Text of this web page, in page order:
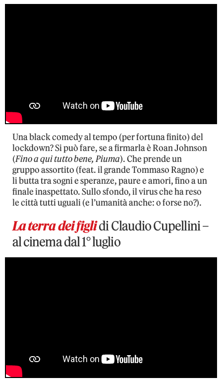
Una black comedy al tempo (per fortuna finito) del
lockdown? Si può fare, se a firmarla è Roan Johnson
(Fino a qui tutto bene, Piuma). Che prende un
gruppo assortito (feat. il grande Tommaso Ragno) e
li butta tra sogni e speranze, paure e amori, fino a un
finale inaspettato. Sullo sfondo, il virus che ha reso
le città tutti uguali (e l’umanità anche: o forse no?).
La terra dei figlidi Claudio Cupellini –
al cinema dal 1° luglio